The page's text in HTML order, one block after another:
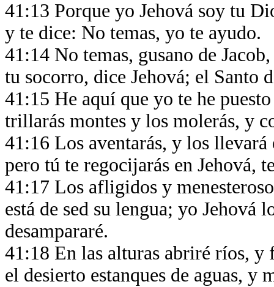
41:13 Porque yo Jehová soy tu
y te dice: No temas, yo te ayudo.
41:14 No temas, gusano de
tu socorro, dice Jehová; el Santo
41:15 He aquí que yo te he
trillarás montes y los molerás, y
41:16 Los aventarás, y los
pero tú te regocijarás en Jehová,
41:17 Los afligidos y
está de sed su lengua; yo Jehová
desampararé.
41:18 En las alturas abriré ríos, y
el desierto estanques de aguas, y